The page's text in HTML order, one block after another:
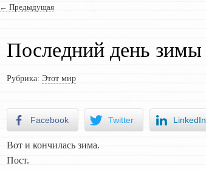
Навигация по записям
← Предыдущая
Последний день зимы
Рубрика: Этот мир
Facebook Twitter LinkedIn
Вот и кончилась зима.
Пост.